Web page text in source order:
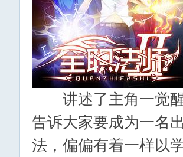
讲述了主角一觉醒
告诉大家要成为一名
法，偏偏有着一样以